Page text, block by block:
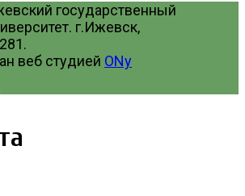
государственный
г.Ижевск,
веб студией ONy